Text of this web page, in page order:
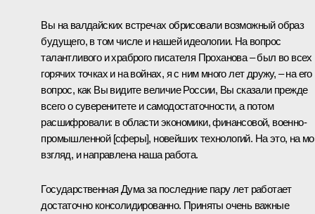
Вы на валдайских встречах обрисовали возможный образ
будущего, в том числе и нашей идеологии. На вопрос
талантливого и храброго писателя Проханова – был во всех
горячих точках и на войнах, я с ним много лет дружу, – на его
вопрос, как Вы видите величие России, Вы сказали прежде
всего о суверенитете и самодостаточности, а потом
расшифровали: в области экономики, финансовой, военно-
промышленной [сферы], новейших технологий. На это, на
взгляд, и направлена наша работа.
Государственная Дума за последние пару лет работает
достаточно консолидированно. Приняты очень важные